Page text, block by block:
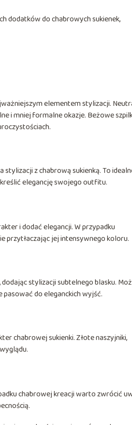
dodatków do chabrowych sukienek,
elementem stylizacji.
i mniej formalne okazje. Beżowe
stylizacji z chabrową sukienką. To
elegancję swojego outfitu.
i dodać elegancji. W przypadku
przytłaczając jej intensywnego koloru.
stylizacji subtelnego blasku.
pasować do eleganckich wyjść.
chabrowej sukienki. Złote naszyjniki,
chabrowej kreacji warto zwrócić